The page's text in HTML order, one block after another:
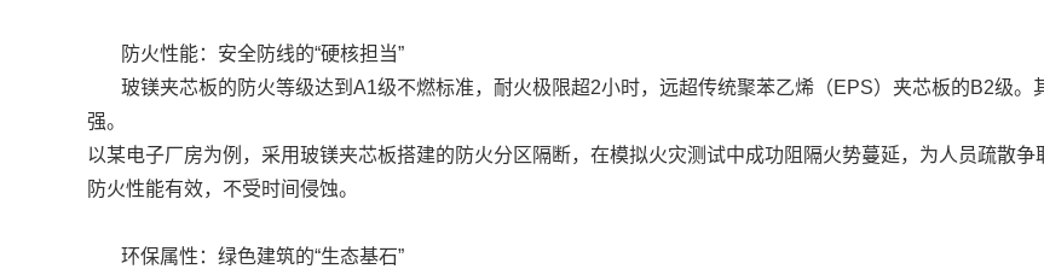
防火性能：安全防线的“硬核担当”
玻镁夹芯板的防火等级达到A1级不燃标准，耐火极限超2小时，远超传统聚苯乙烯（EPS）夹芯板的B2级
强。
以某电子厂房为例，采用玻镁夹芯板搭建的防火分区隔断，在模拟火灾测试中成功阻隔火势蔓延，为人员疏散
防火性能有效，不受时间侵蚀。
环保属性：绿色建筑的“生态基石”